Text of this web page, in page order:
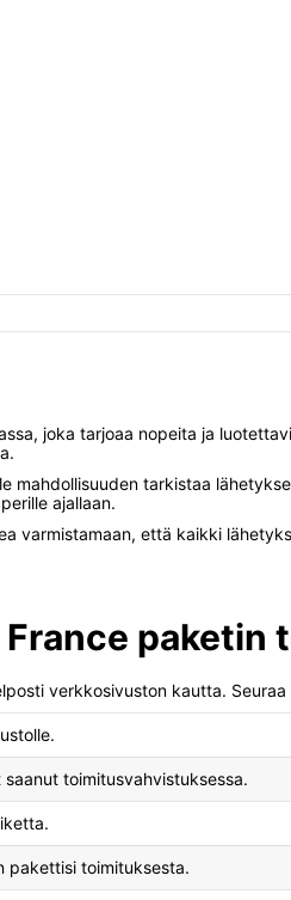
joka tarjoaa nopeita ja
mahdollisuuden tarkistaa
ajallaan.
varmistamaan, että kaikki
paketin
verkkosivuston kautta. Seuraa
toimitusvahvistuksessa.
pakettisi toimituksesta.